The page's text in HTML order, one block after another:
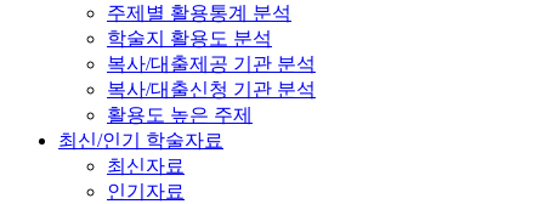
주제별 활용통계 분석
학술지 활용도 분석
복사/대출제공 기관 분석
복사/대출신청 기관 분석
활용도 높은 주제
최신/인기 학술자료
최신자료
인기자료